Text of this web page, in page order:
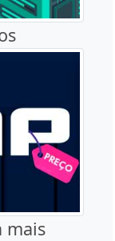
mais